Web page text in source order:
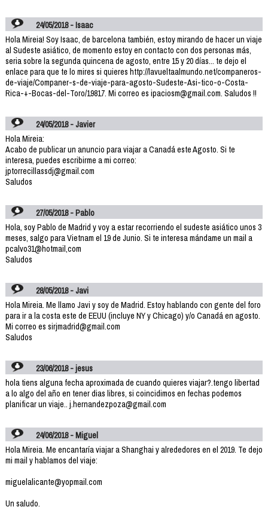
24/05/2018 - Isaac
Hola Mireia! Soy Isaac, de barcelona también, estoy mirando de hacer un viaje
al Sudeste asiático, de momento estoy en contacto con dos personas más,
seria sobre la segunda quincena de agosto, entre 15 y 20 días... te dejo el
enlace para que te lo mires si quieres http://lavueltaalmundo.net/companeros-
de-viaje/Companer-s-de-viaje-para-agosto-Sudeste-Asi-tico-o-Costa-
Rica-+-Bocas-del-Toro/19817. Mi correo es ipaciosm@gmail.com. Saludos !!
24/05/2018 - Javier
Hola Mireia:
Acabo de publicar un anuncio para viajar a Canadá este Agosto. Si te
interesa, puedes escribirme a mi correo:
jptorrecillassdj@gmail.com
Saludos
27/05/2018 - Pablo
Hola, soy Pablo de Madrid y voy a estar recorriendo el sudeste asiático unos 3
meses, salgo para Vietnam el 19 de Junio. Si te interesa mándame un mail a
pcalvo31@hotmail,com
Saludos
28/05/2018 - Javi
Hola Mireia. Me llamo Javi y soy de Madrid. Estoy hablando con gente del foro
para ir a la costa este de EEUU (incluye NY y Chicago) y/o Canadá en agosto.
Mi correo es sirjmadrid@gmail.com
Saludos
23/06/2018 - jesus
hola tiens alguna fecha aproximada de cuando quieres viajar?.tengo libertad
a lo algo del año en tener dias libres, si coincidimos en fechas podemos
planificar un viaje.. j.hernandezpoza@gmail.com
24/06/2018 - Miguel
Hola Mireia. Me encantaría viajar a Shanghai y alrededores en el 2019. Te dejo
mi mail y hablamos del viaje:
miguelalicante@yopmail.com
Un saludo.